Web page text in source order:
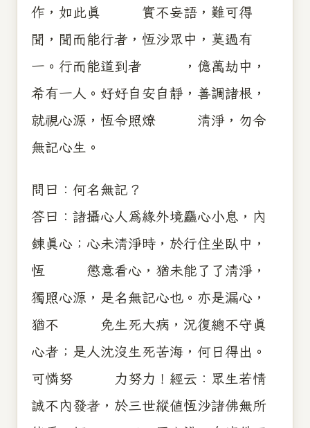
作，如此真 實不妄語，難可得
聞，聞而能行者，恆沙眾中，莫過有
一。行而能道到者 ，億萬劫中，
希有一人。好好自安自靜，善調諸根，
就視心源，恆令照燎 清淨，勿令
無記心生。
問曰：何名無記？
答曰：諸攝心人為緣外境麤心小息，內
鍊真心；心未清淨時，於行住坐臥中，
恆 懲意看心，猶未能了了清淨，
獨照心源，是名無記心也。亦是漏心，
猶不 免生死大病，況復總不守真
心者；是人沈沒生死苦海，何日得出。
可憐努 力努力！經云：眾生若情
誠不內發者，於三世縱值恆沙諸佛無所